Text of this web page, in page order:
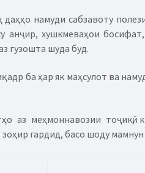
намуди сабзавоту
анҷир, хушкмеваҳои
гузошта шуда буд.
ба ҳар як маҳсулот ва
аз меҳмоннавозии
зоҳир гардид, басо шоду